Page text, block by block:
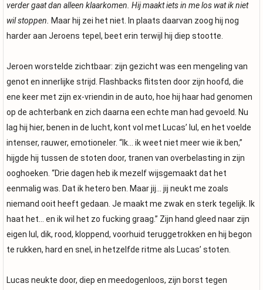
verder gaat dan alleen klaarkomen. Hij maakt iets in me los wat ik niet
wil stoppen.
Maar hij zei het niet. In plaats daarvan zoog hij nog
harder aan Jeroens tepel, beet erin terwijl hij diep stootte.
Jeroen worstelde zichtbaar: zijn gezicht was een mengeling van
genot en innerlijke strijd. Flashbacks flitsten door zijn hoofd, die
ene keer met zijn ex-vriendin in de auto, hoe hij haar had genomen
op de achterbank en zich daarna een echte man had gevoeld. Nu
lag hij hier, benen in de lucht, kont vol met Lucas’ lul, en het voelde
intenser, rauwer, emotioneler. “Ik… ik weet niet meer wie ik ben,”
hijgde hij tussen de stoten door, tranen van overbelasting in zijn
ooghoeken. “Drie dagen heb ik mezelf wijsgemaakt dat het
eenmalig was. Dat ik hetero ben. Maar jij… jij neukt me zoals
niemand ooit heeft gedaan. Je maakt me zwak en sterk tegelijk. Ik
haat het… en ik wil het zo fucking graag.” Zijn hand gleed naar zijn
eigen lul, dik, rood, kloppend, voorhuid teruggetrokken en hij begon
te rukken, hard en snel, in hetzelfde ritme als Lucas’ stoten.
Lucas neukte door, diep en meedogenloos, zijn borst tegen